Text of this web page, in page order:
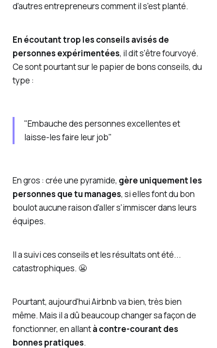
d'autres entrepreneurs comment il s'est planté.
En écoutant trop les conseils avisés de
personnes expérimentées, il dit s'être fourvoyé.
Ce sont pourtant sur le papier de bons conseils, du
type :
"Embauche des personnes excellentes et
laisse-les faire leur job"
En gros : crée une pyramide, gère uniquement les
personnes que tu manages, si elles font du bon
boulot aucune raison d'aller s'immiscer dans leurs
équipes.
Il a suivi ces conseils et les résultats ont été...
catastrophiques. 😬
Pourtant, aujourd'hui Airbnb va bien, très bien
même. Mais il a dû beaucoup changer sa façon de
fonctionner, en allantà contre-courant des
bonnes pratiques.